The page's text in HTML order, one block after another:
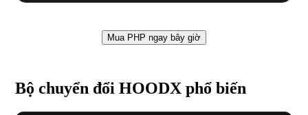
Mua PHP ngay bây giờ
Bộ chuyển đổi HOODX phổ biến